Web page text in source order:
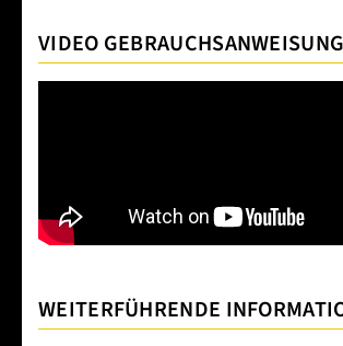
VIDEO GEBRAUCHSANWEISUNG
WEITERFÜHRENDE